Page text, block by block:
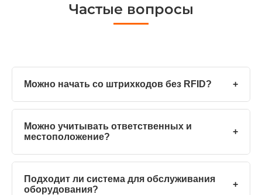
Частые вопросы
Можно начать со штрихкодов без RFID? +
Можно учитывать ответственных и
местоположение?
+
Подходит ли система для обслуживания
оборудования?
+